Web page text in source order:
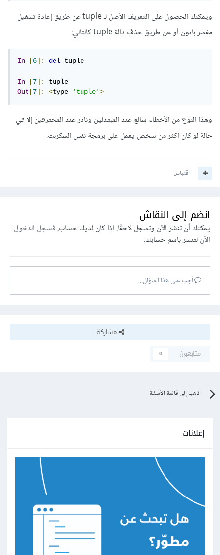
ويمكنك الحصول على التعريف الأصل لـ tuple عن طريق إعادة تشغيل
مفسر باثون أو عن طريق حذف دالة tuple كالتالي:
In [6]: del tuple
In [7]:
Out [7]: <type 'tuple'>
وهذا النوع من الأخطاء شائع عند المبتدئين ونادر عند المحترفين إلا في
حالة لو كان أكثر من شخص يعمل على برمجة نفس السكربت.
اقتباس
انضم إلى النقاش
يمكنك أن تنشر الآن وتسجل لاحقًا. إذا كان لديك حساب،فسجل الدخول
الآنلتنشر باسم حسابك.
أجب على هذا السؤال...
مشاركة
متابعون
0
اذهب إلى قائمة الأسئلة
إعلانات